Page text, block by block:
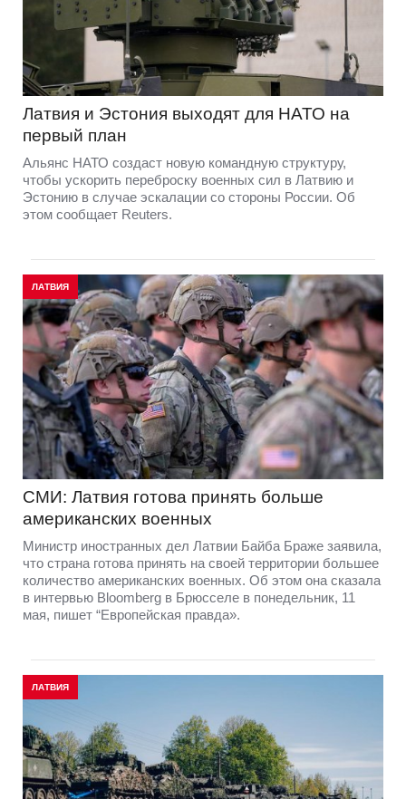
Латвия и Эстония выходят для НАТО на
первый план
Альянс НАТО создаст новую командную структуру,
чтобы ускорить переброску военных сил в Латвию и
Эстонию в случае эскалации со стороны России. Об
этом сообщает Reuters.
ЛАТВИЯ
СМИ: Латвия готова принять больше
американских военных
Министр иностранных дел Латвии Байба Браже заявила,
что страна готова принять на своей территории большее
количество американских военных. Об этом она сказала
в интервью Bloomberg в Брюсселе в понедельник, 11
мая, пишет “Европейская правда».
ЛАТВИЯ